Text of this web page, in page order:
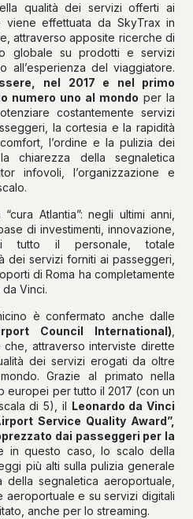
qualità dei servizi offerti ai
viene effettuata da SkyTrax in
attraverso apposite ricerche di
globale su prodotti e servizi
all’esperienza del viaggiatore.
nel 2017 e nel primo
numero uno al mondo per la
costantemente servizi
la cortesia e la rapidità
l’ordine e la pulizia dei
chiarezza della segnaletica
infovoli, l’organizzazione e
Atlantia”: negli ultimi anni,
di investimenti, innovazione,
tutto il personale, totale
dei servizi forniti ai passeggeri,
di Roma ha completamente
Vinci.
è confermato anche dalle
Council International)
attraverso interviste dirette
dei servizi erogati da oltre
Grazie al primato nella
europei per tutto il 2017 (con un
di 5), il Leonardo da Vinci
Service Quality Award”,
dai passeggeri per la
in questo caso, lo scalo della
più alti sulla pulizia generale
della segnaletica aeroportuale,
aeroportuale e su servizi digitali
anche per lo streaming.